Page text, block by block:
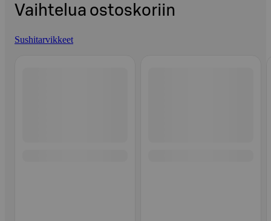
Vaihtelua ostoskoriin
Sushitarvikkeet